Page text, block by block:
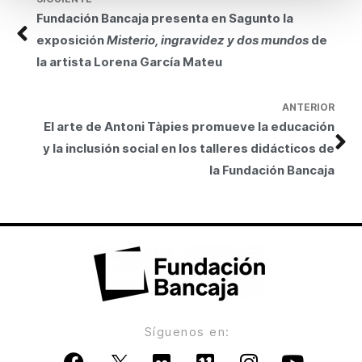
ANTERIOR
El arte de Antoni Tàpies promueve la educación
y la inclusión social en los talleres didácticos de
la Fundación Bancaja
Fundación Bancaja presenta en Sagunto la
exposiciónMisterio, ingravidez y dos mundos de
la artista Lorena García Mateu
Síguenos en: